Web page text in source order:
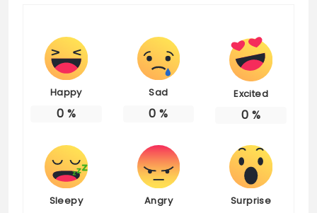
Happy
0 %
Sad
0 %
Excited
0 %
Sleepy Angry Surprise